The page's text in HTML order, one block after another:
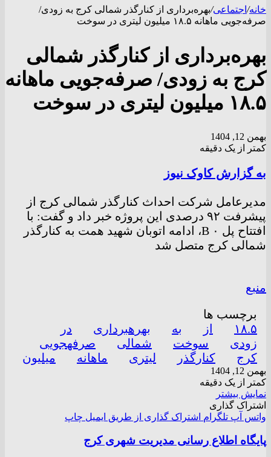
خانه/ اجتماعی/بهره‌برداری از کنارگذر شمالی کرج به زودی/
صرفه‌جویی ماهانه ۱۸.۵ میلیون لیتری در سوخت
بهره‌برداری از کنارگذر شمالی
کرج به زودی/ صرفه‌جویی ماهانه
۱۸.۵ میلیون لیتری در سوخت
بهمن 12, 1404
کمتر از یک دقیقه
به گزارش کاوک نیوز
مدیرعامل شرکت احداث کنارگذر شمالی کرج از
پیشرفت ۹۲ درصدی این پروژه خبر داد و گفت: با
افتتاح پل B ۰، ادامه اتوبان شهید همت به کنارگذر
شمالی کرج متصل شد
منبع
برچسب ها
۱۸.۵
از به بهرهبرداری
در
زودی
سوخت شمالی
صرفهجویی
کرج
کنارگذر لیتری ماهانه میلیون
بهمن 12, 1404
کمتر از یک دقیقه
نمایش بیشتر
اشتراک گذاری
واتس آپ تلگرام اشتراک گذاری از طریق ایمیل چاپ
پایگاه اطلاع رسانی مدیریت شهری کرج